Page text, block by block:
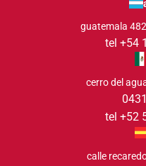
guatemala
tel +54
cerro del
tel +52
calle